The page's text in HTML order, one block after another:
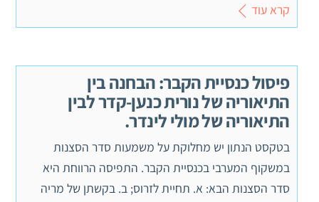
קרא עוד
פיסול כנסיית הקבר: הבחנה בין
התיאוריה של נורית כנען-קדר לבין
התיאוריה של מולי לינדר.
בטקסט הנתון יש מחלוקת על משמעות סדר הסצנות
במשקוף המערבי בכנסיית הקבר. התפיסה הרווחת היא
סדר הסצנות הבא: א. תחיית לזרוס; ב. בקשתן של מריה